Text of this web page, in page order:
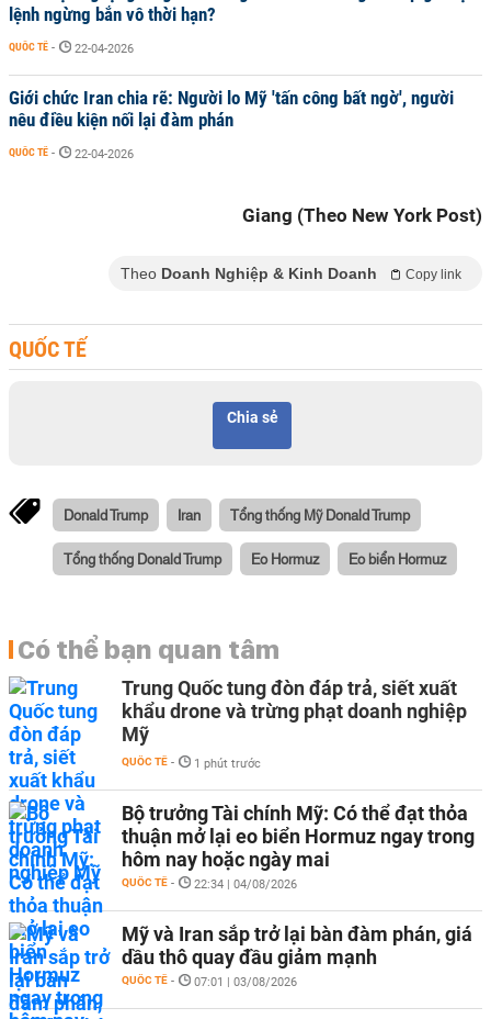
lệnh ngừng bắn vô thời hạn?
QUỐC TẾ - 22-04-2026
Giới chức Iran chia rẽ: Người lo Mỹ 'tấn công bất ngờ', người
nêu điều kiện nối lại đàm phán
QUỐC TẾ - 22-04-2026
Giang (Theo New York Post)
Theo Doanh Nghiệp & Kinh Doanh Copy link
QUỐC TẾ
Chia sẻ
Donald Trump Iran Tổng thống Mỹ Donald Trump
Tổng thống Donald Trump Eo Hormuz Eo biển Hormuz
Có thể bạn quan tâm
Trung Quốc tung đòn đáp trả, siết xuất
khẩu drone và trừng phạt doanh nghiệp
Mỹ
QUỐC TẾ - 1 phút trước
Bộ trưởng Tài chính Mỹ: Có thể đạt thỏa
thuận mở lại eo biển Hormuz ngay trong
hôm nay hoặc ngày mai
QUỐC TẾ - 22:34 | 04/08/2026
Mỹ và Iran sắp trở lại bàn đàm phán, giá
dầu thô quay đầu giảm mạnh
QUỐC TẾ - 07:01 | 03/08/2026